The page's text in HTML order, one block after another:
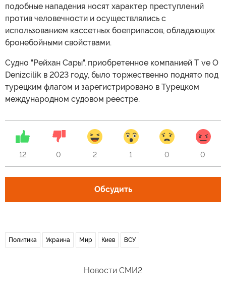
подобные нападения носят характер преступлений
против человечности и осуществлялись с
использованием кассетных боеприпасов, обладающих
бронебойными свойствами.
Судно "Рейхан Сары", приобретенное компанией T ve O
Denizcilik в 2023 году, было торжественно поднято под
турецким флагом и зарегистрировано в Турецком
международном судовом реестре.
12 0 2 1 0 0
Обсудить
Политика Украина Мир Киев ВСУ
Новости СМИ2